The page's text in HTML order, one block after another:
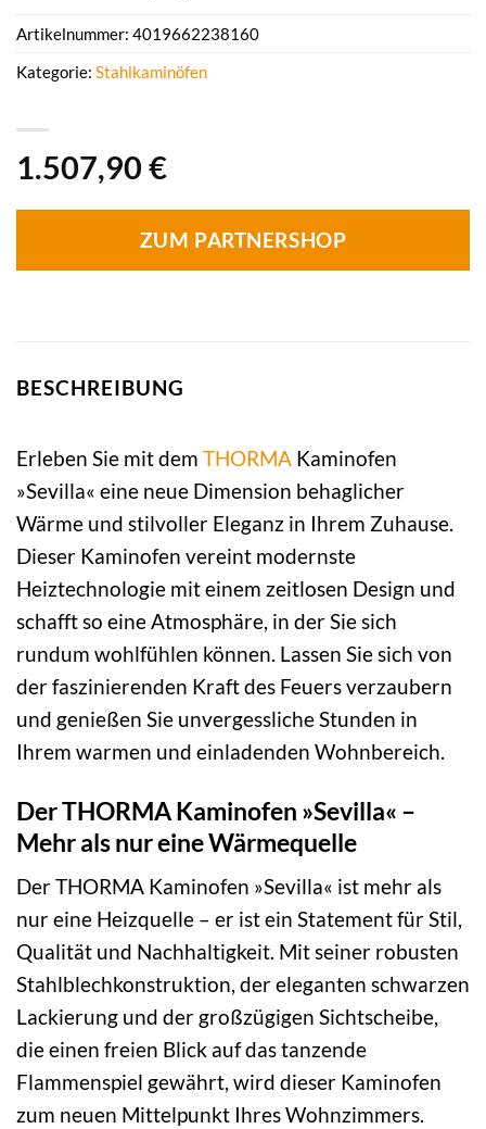
1.507,90 €
ZUM PARTNERSHOP
Artikelnummer: 4019662238160
Kategorie: Stahlkaminöfen
BESCHREIBUNG
Erleben Sie mit dem THORMA Kaminofen
»Sevilla« eine neue Dimension behaglicher
Wärme und stilvoller Eleganz in Ihrem Zuhause.
Dieser Kaminofen vereint modernste
Heiztechnologie mit einem zeitlosen Design und
schafft so eine Atmosphäre, in der Sie sich
rundum wohlfühlen können. Lassen Sie sich von
der faszinierenden Kraft des Feuers verzaubern
und genießen Sie unvergessliche Stunden in
Ihrem warmen und einladenden Wohnbereich.
Der THORMA Kaminofen »Sevilla« –
Mehr als nur eine Wärmequelle
Der THORMA Kaminofen »Sevilla« ist mehr als
nur eine Heizquelle – er ist ein Statement für Stil,
Qualität und Nachhaltigkeit. Mit seiner robusten
Stahlblechkonstruktion, der eleganten schwarzen
Lackierung und der großzügigen Sichtscheibe,
die einen freien Blick auf das tanzende
Flammenspiel gewährt, wird dieser Kaminofen
zum neuen Mittelpunkt Ihres Wohnzimmers.